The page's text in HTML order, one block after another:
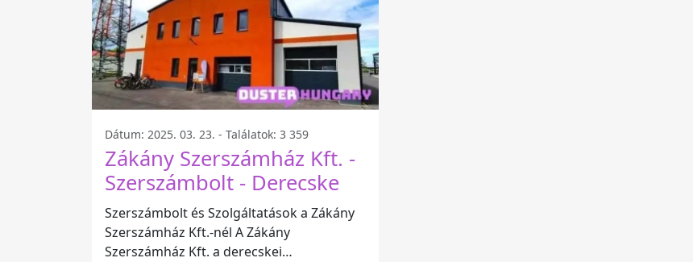
Dátum: 2025. 03. 23. - Találatok: 3 359
Zákány Szerszámház Kft. -
Szerszámbolt - Derecske
Szerszámbolt és Szolgáltatások a Zákány
Szerszámház Kft.-nél A Zákány
Szerszámház Kft. a derecskei